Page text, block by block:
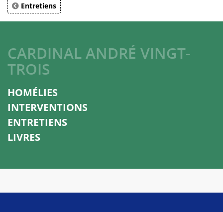
Entretiens
CARDINAL ANDRÉ VINGT-
TROIS
HOMÉLIES
INTERVENTIONS
ENTRETIENS
LIVRES